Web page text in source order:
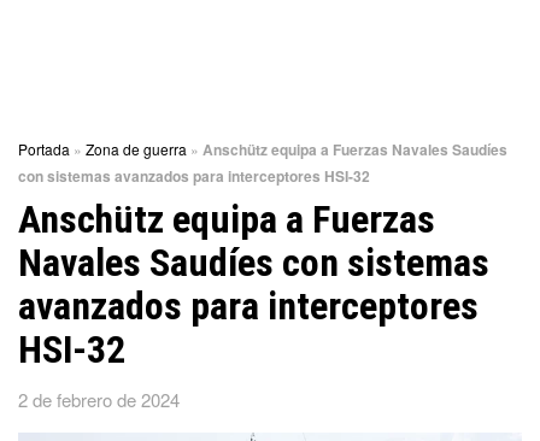
Portada » Zona de guerra » Anschütz equipa a Fuerzas Navales Saudíes
con sistemas avanzados para interceptores HSI-32
Anschütz equipa a Fuerzas
Navales Saudíes con sistemas
avanzados para interceptores
HSI-32
2 de febrero de 2024